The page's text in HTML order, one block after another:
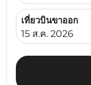
เที่ยวบินขาออก
fc-booking-
15 ส.ค. 2026